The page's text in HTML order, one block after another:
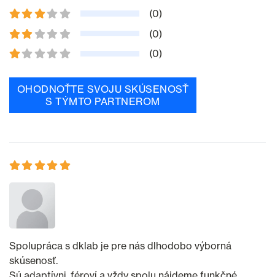
(0)
(0)
(0)
OHODNOŤTE SVOJU SKÚSENOSŤ
S TÝMTO PARTNEROM
Spolupráca s dklab je pre nás dlhodobo výborná
skúsenosť.